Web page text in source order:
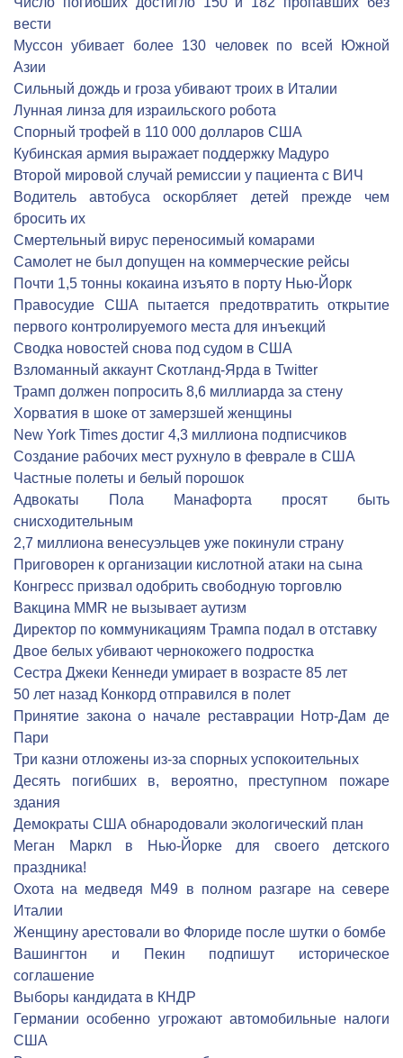
вести
Муссон убивает более 130 человек по всей Южной
Азии
Сильный дождь и гроза убивают троих в Италии
Лунная линза для израильского робота
Спорный трофей в 110 000 долларов США
Кубинская армия выражает поддержку Мадуро
Второй мировой случай ремиссии у пациента с ВИЧ
Водитель автобуса оскорбляет детей прежде чем
бросить их
Смертельный вирус переносимый комарами
Самолет не был допущен на коммерческие рейсы
Почти 1,5 тонны кокаина изъято в порту Нью-Йорк
Правосудие США пытается предотвратить открытие
первого контролируемого места для инъекций
Сводка новостей снова под судом в США
Взломанный аккаунт Скотланд-Ярда в Twitter
Трамп должен попросить 8,6 миллиарда за стену
Хорватия в шоке от замерзшей женщины
New York Times достиг 4,3 миллиона подписчиков
Создание рабочих мест рухнуло в феврале в США
Частные полеты и белый порошок
Адвокаты Пола Манафорта просят быть
снисходительным
2,7 миллиона венесуэльцев уже покинули страну
Приговорен к организации кислотной атаки на сына
Конгресс призвал одобрить свободную торговлю
Вакцина MMR не вызывает аутизм
Директор по коммуникациям Трампа подал в отставку
Двое белых убивают чернокожего подростка
Сестра Джеки Кеннеди умирает в возрасте 85 лет
50 лет назад Конкорд отправился в полет
Принятие закона о начале реставрации Нотр-Дам де
Пари
Три казни отложены из-за спорных успокоительных
Десять погибших в, вероятно, преступном пожаре
здания
Демократы США обнародовали экологический план
Меган Маркл в Нью-Йорке для своего детского
праздника!
Охота на медведя М49 в полном разгаре на севере
Италии
Женщину арестовали во Флориде после шутки о бомбе
Вашингтон и Пекин подпишут историческое
соглашение
Выборы кандидата в КНДР
Германии особенно угрожают автомобильные налоги
США